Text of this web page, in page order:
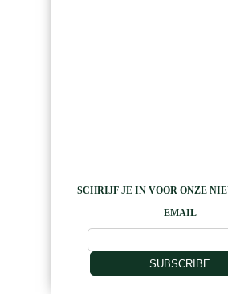
SCHRIJF JE IN VOOR ONZE
EMAIL
SUBSCRIBE